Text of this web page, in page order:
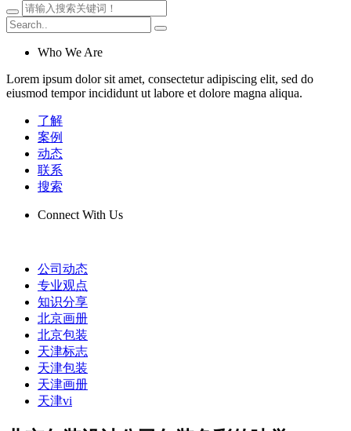
Who We Are
Lorem ipsum dolor sit amet, consectetur adipiscing elit, sed do
eiusmod tempor incididunt ut labore et dolore magna aliqua.
了解
案例
动态
联系
搜索
Connect With Us
公司动态
专业观点
知识分享
北京画册
北京包装
天津标志
天津包装
天津画册
天津vi